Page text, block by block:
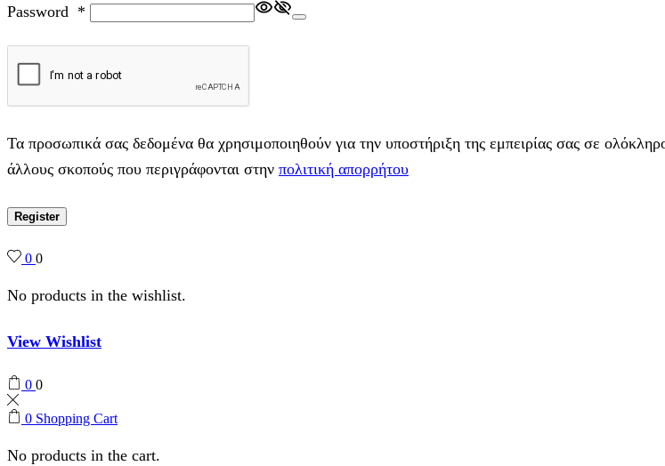
Password *
Τα προσωπικά σας δεδομένα θα χρησιμοποιηθούν για την υποστήριξη της εμπειρίας σας σε
άλλους σκοπούς που περιγράφονται στην πολιτική απορρήτου
Register
0 0
No products in the wishlist.
View Wishlist
0 0
0 Shopping Cart
No products in the cart.